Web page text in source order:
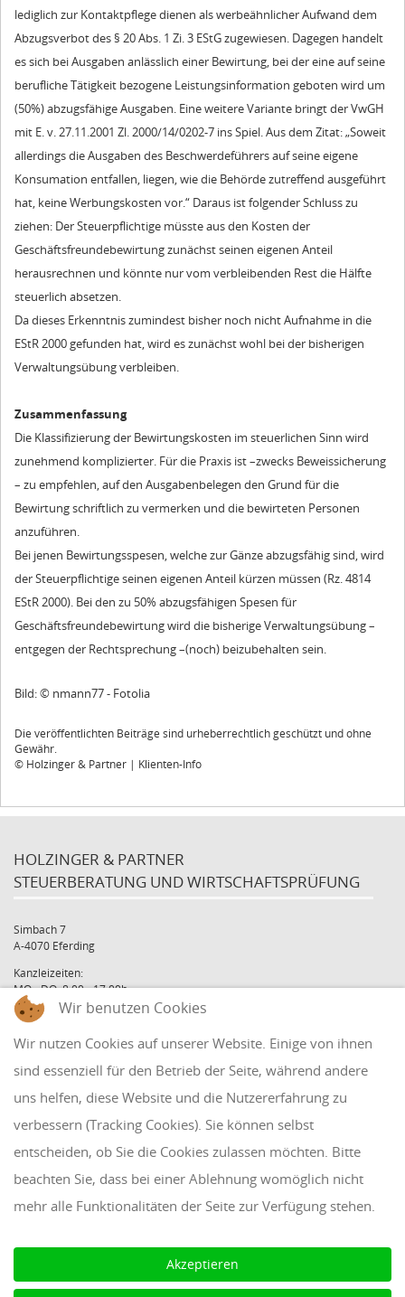
lediglich zur Kontaktpflege dienen als werbeähnlicher Aufwand dem
Abzugsverbot des § 20 Abs. 1 Zi. 3 EStG zugewiesen. Dagegen handelt
es sich bei Ausgaben anlässlich einer Bewirtung, bei der eine auf seine
berufliche Tätigkeit bezogene Leistungsinformation geboten wird um
(50%) abzugsfähige Ausgaben. Eine weitere Variante bringt der VwGH
mit E. v. 27.11.2001 Zl. 2000/14/0202-7 ins Spiel. Aus dem Zitat: „Soweit
allerdings die Ausgaben des Beschwerdeführers auf seine eigene
Konsumation entfallen, liegen, wie die Behörde zutreffend ausgeführt
hat, keine Werbungskosten vor.“ Daraus ist folgender Schluss zu
ziehen: Der Steuerpflichtige müsste aus den Kosten der
Geschäftsfreundebewirtung zunächst seinen eigenen Anteil
herausrechnen und könnte nur vom verbleibenden Rest die Hälfte
steuerlich absetzen.
Da dieses Erkenntnis zumindest bisher noch nicht Aufnahme in die
EStR 2000 gefunden hat, wird es zunächst wohl bei der bisherigen
Verwaltungsübung verbleiben.
Zusammenfassung
Die Klassifizierung der Bewirtungskosten im steuerlichen Sinn wird
zunehmend komplizierter. Für die Praxis ist –zwecks Beweissicherung
– zu empfehlen, auf den Ausgabenbelegen den Grund für die
Bewirtung schriftlich zu vermerken und die bewirteten Personen
anzuführen.
Bei jenen Bewirtungsspesen, welche zur Gänze abzugsfähig sind, wird
der Steuerpflichtige seinen eigenen Anteil kürzen müssen (Rz. 4814
EStR 2000). Bei den zu 50% abzugsfähigen Spesen für
Geschäftsfreundebewirtung wird die bisherige Verwaltungsübung –
entgegen der Rechtsprechung –(noch) beizubehalten sein.
Bild: © nmann77 - Fotolia
Die veröffentlichten Beiträge sind urheberrechtlich geschützt und ohne
Gewähr.
© Holzinger & Partner | Klienten-Info
HOLZINGER & PARTNER
STEUERBERATUNG UND WIRTSCHAFTSPRÜFUNG
Simbach 7
A-4070 Eferding
Kanzleizeiten:
MO - DO: 8:00 - 17:00h
FR: 8:00 - 12:00h
Tel: +43 7272 39 79 - 0
Fax: +43 7272 39 79 - 9
QUICKLINKS
Klientenbereich
Disclaimer
AAB 2018
Cookie Einstellungen
Wir benutzen Cookies
Wir nutzen Cookies auf unserer Website. Einige von ihnen
sind essenziell für den Betrieb der Seite, während andere
uns helfen, diese Website und die Nutzererfahrung zu
verbessern (Tracking Cookies). Sie können selbst
entscheiden, ob Sie die Cookies zulassen möchten. Bitte
beachten Sie, dass bei einer Ablehnung womöglich nicht
mehr alle Funktionalitäten der Seite zur Verfügung stehen.
Akzeptieren